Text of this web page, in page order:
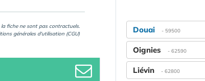
fiche ne sont pas contractuels.
générales d'utilisation (CGU) Douai - 59500
Oignies - 62590
Liévin - 62800